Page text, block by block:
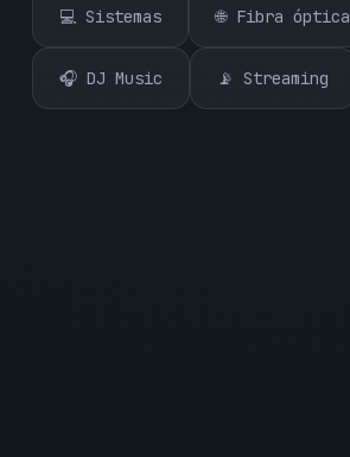
💻 Sistemas 🌐 Fibra óptica
🎧 DJ Music 📡 Streaming